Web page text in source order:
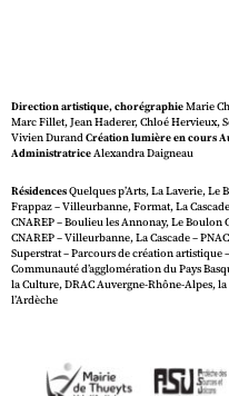
Direction artistique, chorégraphieMarie
Marc Fillet, Jean Haderer, Chloé Hervieux,
Vivien DurandCréation lumière en cours
AdministratriceAlexandra Daigneau
RésidencesQuelques p’Arts, La Laverie,
Frappaz – Villeurbanne, Format, La
CNAREP – Boulieu les Annonay, Le Boulon
CNAREP – Villeurbanne, La Cascade –
Superstrat – Parcours de création artistique
Communauté d’agglomération du Pays
la Culture, DRAC Auvergne-Rhône-Alpes,
l’Ardèche